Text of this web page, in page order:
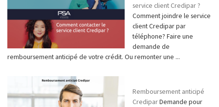
service client Credipar ?
Comment joindre le service
client Credipar par
téléphone? Faire une
demande de
remboursement anticipé de votre crédit. Ou remonter une ...
Remboursement anticipé
CrediparDemande pour